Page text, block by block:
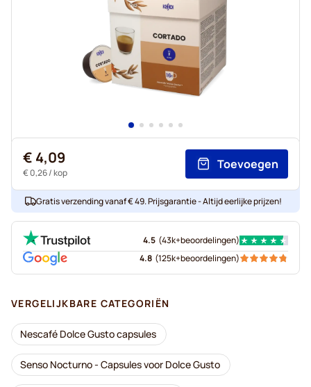
€ 4,09
€ 0,26/ kop
Toevoegen
Gratis verzending vanaf € 49. Prijsgarantie - Altijd eerlijke prijzen!
4.5 (43k+beoordelingen)
4.8 (125k+beoordelingen)
VERGELIJKBARE CATEGORIËN
Nescafé Dolce Gusto capsules
Senso Nocturno - Capsules voor Dolce Gusto